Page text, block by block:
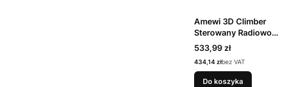
Amewi 3D Climber
Sterowany Radiowo
Paralotnia Silnik
Elektryczny (24057)
Cena
533,99 zł
Cena
434,14 złbez VAT
Do koszyka